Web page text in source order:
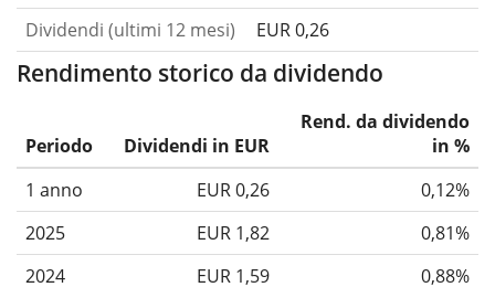
Dividendi (ultimi 12 mesi) EUR 0,26
Rendimento storico da dividendo
Periodo Dividendi in EUR
Rend. da dividendo
in %
1 anno
EUR 0,26
0,12%
2025
EUR 1,82
0,81%
2024
EUR 1,59
0,88%